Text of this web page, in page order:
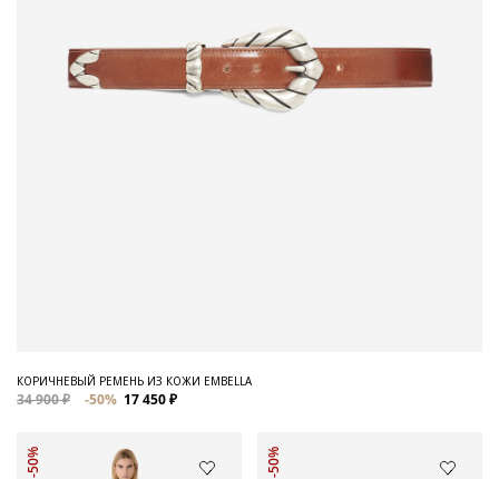
КОРИЧНЕВЫЙ РЕМЕНЬ ИЗ КОЖИ EMBELLA
34 900 ₽ -50% 17 450 ₽
-50% -50%